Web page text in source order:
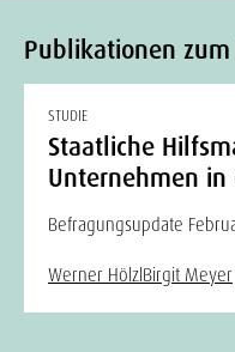
Publikationen
STUDIE
Staatliche
Unternehmen in
Befragungsupdate
Werner HölzlBirgit Meyer